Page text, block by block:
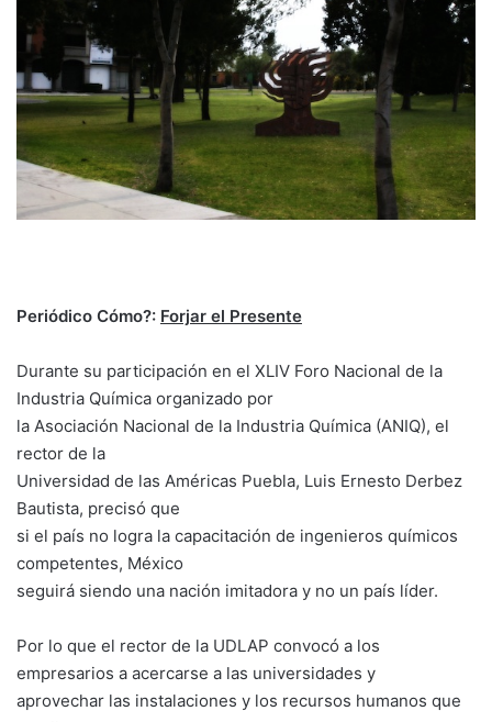
Periódico Cómo?: Forjar el Presente
Durante su participación en el XLIV Foro Nacional de la
Industria Química organizado por
la Asociación Nacional de la Industria Química (ANIQ), el
rector de la
Universidad de las Américas Puebla, Luis Ernesto Derbez
Bautista, precisó que
si el país no logra la capacitación de ingenieros químicos
competentes, México
seguirá siendo una nación imitadora y no un país líder.
Por lo que el rector de la UDLAP convocó a los
empresarios a acercarse a las universidades y
aprovechar las instalaciones y los recursos humanos que